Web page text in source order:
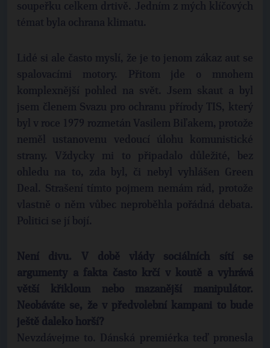
soupeřku celkem drtivě. Jedním z mých klíčových
témat byla ochrana klimatu.
Lidé si ale často myslí, že je to jenom zákaz aut se
spalovacími motory. Přitom jde o mnohem
komplexnější pohled na svět. Jsem skaut a byl
jsem členem Svazu pro ochranu přírody TIS, který
byl v roce 1979 rozmetán Vasilem Biľakem, protože
neměl ustanovenu vedoucí úlohu komunistické
strany. Vždycky mi to připadalo důležité, bez
ohledu na to, zda byl, či nebyl vyhlášen Green
Deal. Strašení tímto pojmem nemám rád, protože
vlastně o něm vůbec neproběhla pořádná debata.
Politici se jí bojí.
Není divu. V době vlády sociálních sítí se
argumenty a fakta často krčí v koutě a vyhrává
větší křikloun nebo mazanější manipulátor.
Neobáváte se, že v předvolební kampani to bude
ještě daleko horší?
Nevzdávejme to. Dánská premiérka teď pronesla